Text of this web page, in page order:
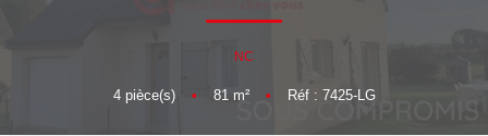
NC
4pièce(s) • 81 m² • Réf : 7425-LG